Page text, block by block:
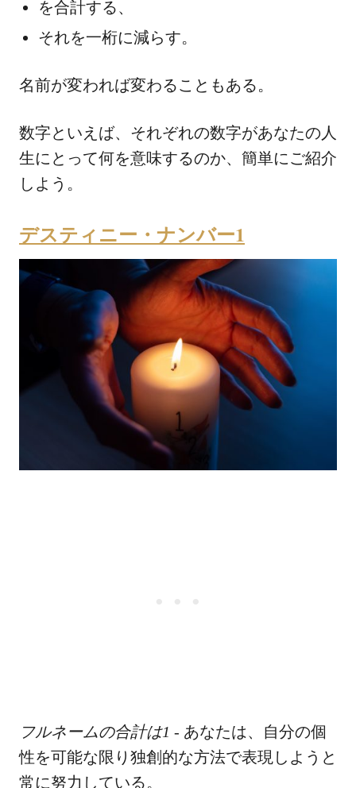
を合計する、
それを一桁に減らす。
名前が変われば変わることもある。
数字といえば、それぞれの数字があなたの人
生にとって何を意味するのか、簡単にご紹介
しよう。
デスティニー・ナンバー1
フルネームの合計は1 - あなたは、自分の個
性を可能な限り独創的な方法で表現しようと
常に努力している。